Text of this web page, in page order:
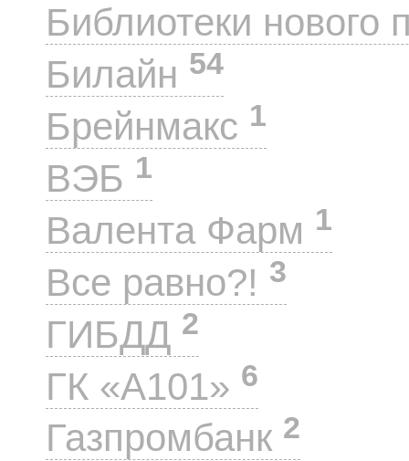
Библиотеки нового
Билайн 54
Брейнмакс 1
ВЭБ 1
Валента Фарм 1
Все равно?! 3
ГИБДД 2
ГК «А101» 6
Газпромбанк 2